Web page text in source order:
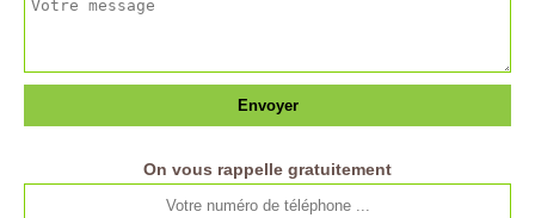
On vous rappelle gratuitement